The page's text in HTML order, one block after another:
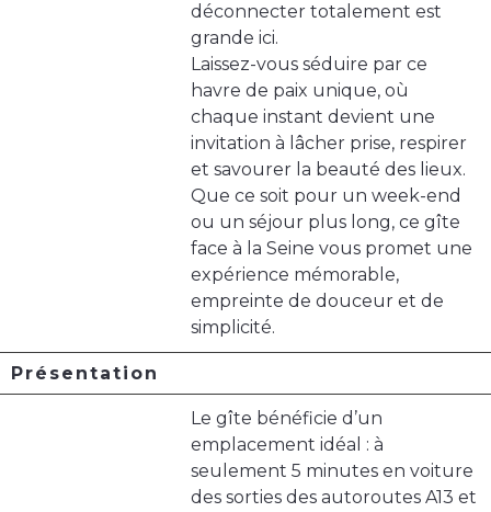
déconnecter totalement est
grande ici.
Laissez-vous séduire par ce
havre de paix unique, où
chaque instant devient une
invitation à lâcher prise, respirer
et savourer la beauté des lieux.
Que ce soit pour un week-end
ou un séjour plus long, ce gîte
face à la Seine vous promet une
expérience mémorable,
empreinte de douceur et de
simplicité.
Présentation
Le gîte bénéficie d’un
emplacement idéal : à
seulement 5 minutes en voiture
des sorties des autoroutes A13 et